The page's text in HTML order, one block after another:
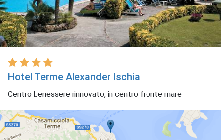
Hotel Terme Alexander Ischia
Centro benessere rinnovato, in centro fronte mare